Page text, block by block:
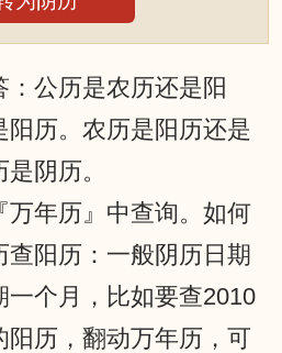
公历是农历还是阳
阳历。农历是阳历还是
阴历。
年历』中查询。如何
阳历：一般阴历日期
一个月，比如要查2010
阳历，翻动万年历，可